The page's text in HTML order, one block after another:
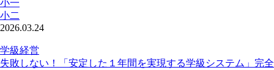
小一
小二
2026.03.24
学級経営
失敗しない！「安定した１年間を実現する学級システム」完全